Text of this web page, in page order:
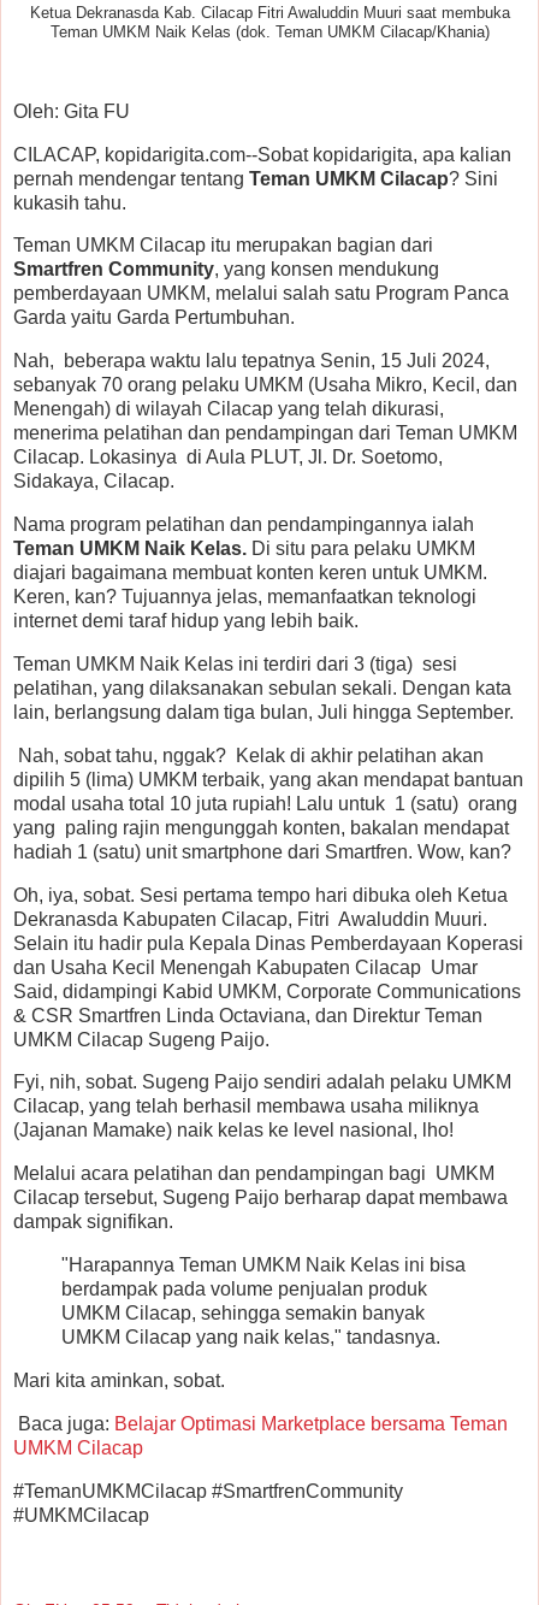
Ketua Dekranasda Kab. Cilacap Fitri Awaluddin Muuri saat membuka
Teman UMKM Naik Kelas (dok. Teman UMKM Cilacap/Khania)
Oleh: Gita FU
CILACAP, kopidarigita.com--Sobat kopidarigita, apa kalian
pernah mendengar tentang Teman UMKM Cilacap? Sini
kukasih tahu.
Teman UMKM Cilacap itu merupakan bagian dari
Smartfren Community, yang konsen mendukung
pemberdayaan UMKM, melalui salah satu Program Panca
Garda yaitu Garda Pertumbuhan.
Nah, beberapa waktu lalu tepatnya Senin, 15 Juli 2024,
sebanyak 70 orang pelaku UMKM (Usaha Mikro, Kecil, dan
Menengah) di wilayah Cilacap yang telah dikurasi,
menerima pelatihan dan pendampingan dari Teman UMKM
Cilacap. Lokasinya di Aula PLUT, Jl. Dr. Soetomo,
Sidakaya, Cilacap.
Nama program pelatihan dan pendampingannya ialah
Teman UMKM Naik Kelas. Di situ para pelaku UMKM
diajari bagaimana membuat konten keren untuk UMKM.
Keren, kan? Tujuannya jelas, memanfaatkan teknologi
internet demi taraf hidup yang lebih baik.
Teman UMKM Naik Kelas ini terdiri dari 3 (tiga) sesi
pelatihan, yang dilaksanakan sebulan sekali. Dengan kata
lain, berlangsung dalam tiga bulan, Juli hingga September.
Nah, sobat tahu, nggak? Kelak di akhir pelatihan akan
dipilih 5 (lima) UMKM terbaik, yang akan mendapat bantuan
modal usaha total 10 juta rupiah! Lalu untuk 1 (satu) orang
yang paling rajin mengunggah konten, bakalan mendapat
hadiah 1 (satu) unit smartphone dari Smartfren. Wow, kan?
Oh, iya, sobat. Sesi pertama tempo hari dibuka oleh Ketua
Dekranasda Kabupaten Cilacap, Fitri Awaluddin Muuri.
Selain itu hadir pula Kepala Dinas Pemberdayaan Koperasi
dan Usaha Kecil Menengah Kabupaten Cilacap Umar
Said, didampingi Kabid UMKM, Corporate Communications
& CSR Smartfren Linda Octaviana, dan Direktur Teman
UMKM Cilacap Sugeng Paijo.
Fyi, nih, sobat. Sugeng Paijo sendiri adalah pelaku UMKM
Cilacap, yang telah berhasil membawa usaha miliknya
(Jajanan Mamake) naik kelas ke level nasional, lho!
Melalui acara pelatihan dan pendampingan bagi UMKM
Cilacap tersebut, Sugeng Paijo berharap dapat membawa
dampak signifikan.
"Harapannya Teman UMKM Naik Kelas ini bisa
berdampak pada volume penjualan produk
UMKM Cilacap, sehingga semakin banyak
UMKM Cilacap yang naik kelas," tandasnya.
Mari kita aminkan, sobat.
Baca juga: Belajar Optimasi Marketplace bersama Teman
UMKM Cilacap
#TemanUMKMCilacap #SmartfrenCommunity
#UMKMCilacap